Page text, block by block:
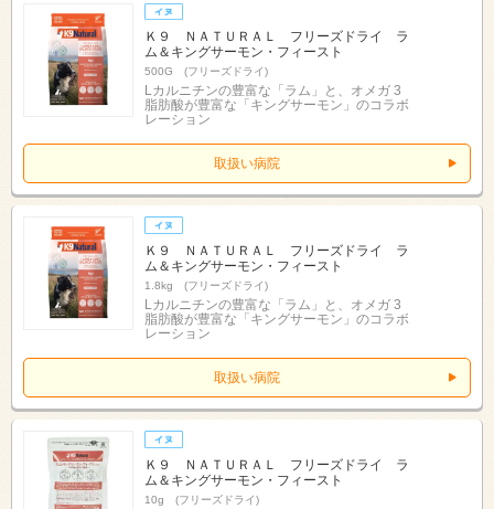
Ｋ９ ＮＡＴＵＲＡＬ フリーズドライ ラ
ム＆キングサーモン・フィースト
500G (フリーズドライ)
Lカルニチンの豊富な「ラム」と、オメガ 3
脂肪酸が豊富な「キングサーモン」のコラボ
レーション
取扱い病院
Ｋ９ ＮＡＴＵＲＡＬ フリーズドライ ラ
ム＆キングサーモン・フィースト
1.8kg (フリーズドライ)
Lカルニチンの豊富な「ラム」と、オメガ 3
脂肪酸が豊富な「キングサーモン」のコラボ
レーション
取扱い病院
Ｋ９ ＮＡＴＵＲＡＬ フリーズドライ ラ
ム＆キングサーモン・フィースト
10g (フリーズドライ)